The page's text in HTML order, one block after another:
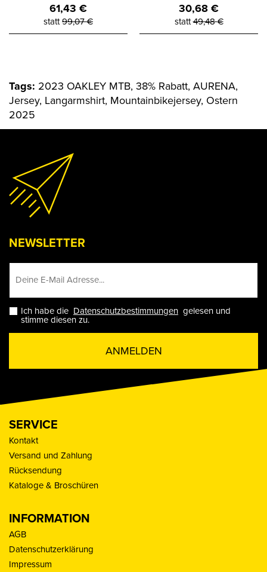
61,43 €
statt99,07€
30,68€
statt49,48€
Tags: 2023 OAKLEY MTB, 38% Rabatt, AURENA,
Jersey, Langarmshirt, Mountainbikejersey, Ostern
2025
NEWSLETTER
Ich habe die Datenschutzbestimmungen gelesen und
stimme diesen zu.
ANMELDEN
SERVICE
Kontakt
Versand und Zahlung
Rücksendung
Kataloge & Broschüren
INFORMATION
AGB
Datenschutzerklärung
Impressum